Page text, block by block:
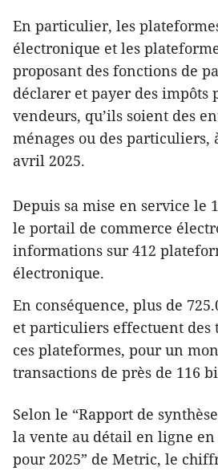
En particulier, les
électronique et les
proposant des fonctions de
déclarer et payer des impôts
vendeurs, qu’ils soient des
ménages ou des particuliers,
avril 2025.
Depuis sa mise en service le
le portail de commerce
informations sur 412
électronique.
En conséquence, plus de
et particuliers effectuent des
ces plateformes, pour un
transactions de près de 116
Selon le “Rapport de
la vente au détail en ligne
pour 2025” de Metric, le